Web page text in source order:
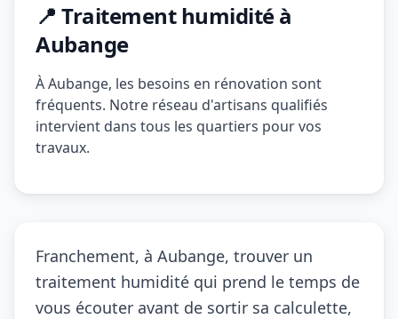
📍 Traitement humidité à
Aubange
À Aubange, les besoins en rénovation sont
fréquents. Notre réseau d'artisans qualifiés
intervient dans tous les quartiers pour vos
travaux.
Franchement, à Aubange, trouver un
traitement humidité qui prend le temps de
vous écouter avant de sortir sa calculette,